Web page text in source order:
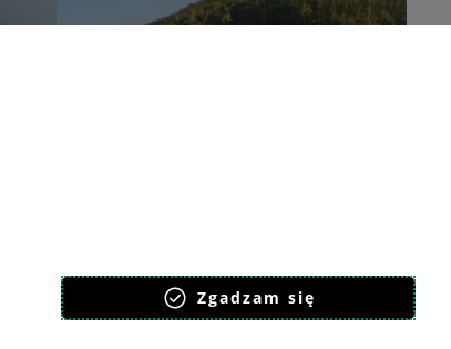
Zgadzam się